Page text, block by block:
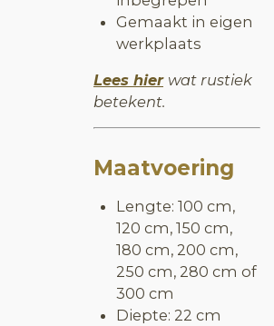
Gemaakt in eigen
werkplaats
Lees hier wat rustiek
betekent.
Maatvoering
Lengte: 100 cm,
120 cm, 150 cm,
180 cm, 200 cm,
250 cm, 280 cm of
300 cm
Diepte: 22 cm